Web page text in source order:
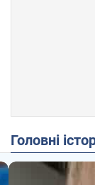
Головні